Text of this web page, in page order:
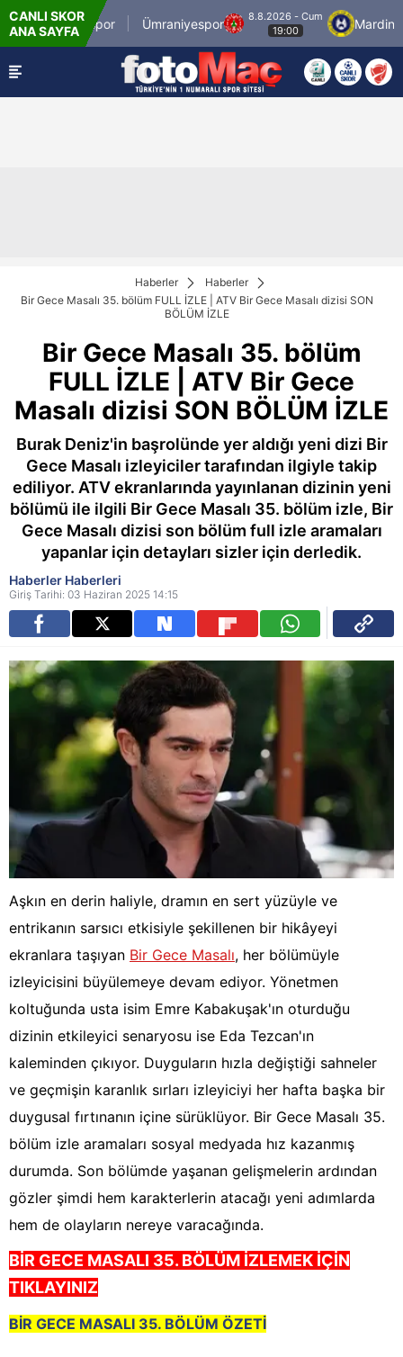
CANLI SKOR
ANA SAYFA
İstanbulspor Ümraniyespor
8.8.2026 - Cum
19:00
Mardin 1969
Haberler
Haberler
Bir Gece Masalı 35. bölüm FULL İZLE | ATV Bir Gece Masalı dizisi SON
BÖLÜM İZLE
Bir Gece Masalı 35. bölüm
FULL İZLE | ATV Bir Gece
Masalı dizisi SON BÖLÜM İZLE
Burak Deniz'in başrolünde yer aldığı yeni dizi Bir
Gece Masalı izleyiciler tarafından ilgiyle takip
ediliyor. ATV ekranlarında yayınlanan dizinin yeni
bölümü ile ilgili Bir Gece Masalı 35. bölüm izle, Bir
Gece Masalı dizisi son bölüm full izle aramaları
yapanlar için detayları sizler için derledik.
Haberler Haberleri
Giriş Tarihi: 03 Haziran 2025 14:15
Aşkın en derin haliyle, dramın en sert yüzüyle ve
entrikanın sarsıcı etkisiyle şekillenen bir hikâyeyi
ekranlara taşıyan Bir Gece Masalı, her bölümüyle
izleyicisini büyülemeye devam ediyor. Yönetmen
koltuğunda usta isim Emre Kabakuşak'ın oturduğu
dizinin etkileyici senaryosu ise Eda Tezcan'ın
kaleminden çıkıyor. Duyguların hızla değiştiği sahneler
ve geçmişin karanlık sırları izleyiciyi her hafta başka bir
duygusal fırtınanın içine sürüklüyor. Bir Gece Masalı 35.
bölüm izle aramaları sosyal medyada hız kazanmış
durumda. Son bölümde yaşanan gelişmelerin ardından
gözler şimdi hem karakterlerin atacağı yeni adımlarda
hem de olayların nereye varacağında.
BİR GECE MASALI 35. BÖLÜM İZLEMEK İÇİN
TIKLAYINIZ
BİR GECE MASALI 35. BÖLÜM ÖZETİ